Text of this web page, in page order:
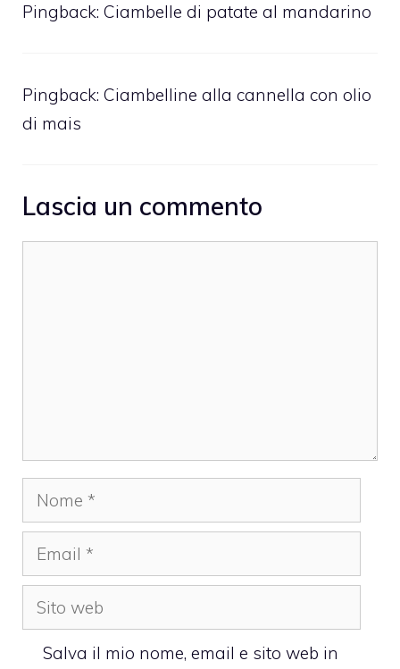
Pingback: Ciambelle di patate al mandarino
Pingback: Ciambelline alla cannella con olio
di mais
Lascia un commento
Nome
Email
Sito
web
Salva il mio nome, email e sito web in